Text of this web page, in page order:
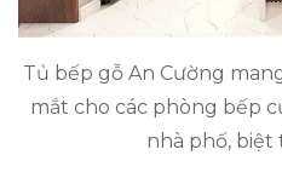
Tủ bếp gỗ An Cường
mắt cho các phòng bếp
nhà phố, biệt